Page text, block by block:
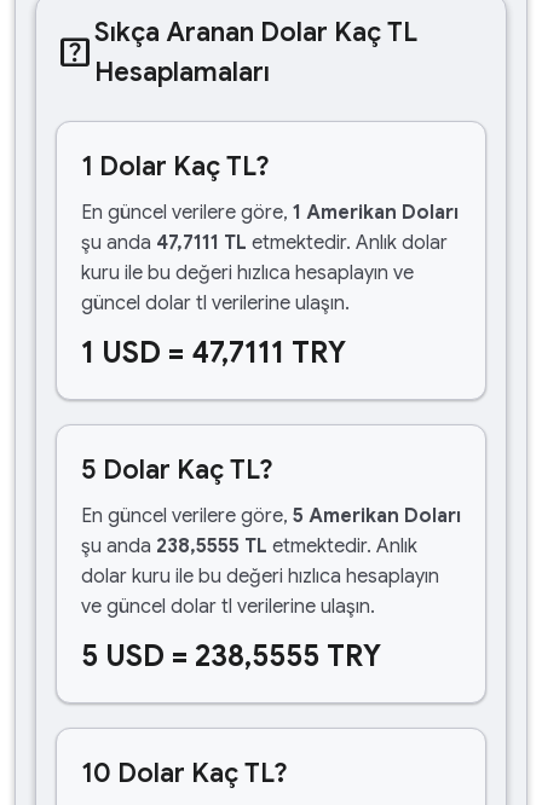
help_centerSıkça Aranan Dolar Kaç TL
Hesaplamaları
1 Dolar Kaç TL?
En güncel verilere göre, 1 Amerikan Doları
şu anda 47,7111 TL etmektedir. Anlık dolar
kuru ile bu değeri hızlıca hesaplayın ve
güncel dolar tl verilerine ulaşın.
1 USD = 47,7111 TRY
5 Dolar Kaç TL?
En güncel verilere göre, 5 Amerikan Doları
şu anda 238,5555 TL etmektedir. Anlık
dolar kuru ile bu değeri hızlıca hesaplayın
ve güncel dolar tl verilerine ulaşın.
5 USD = 238,5555 TRY
10 Dolar Kaç TL?